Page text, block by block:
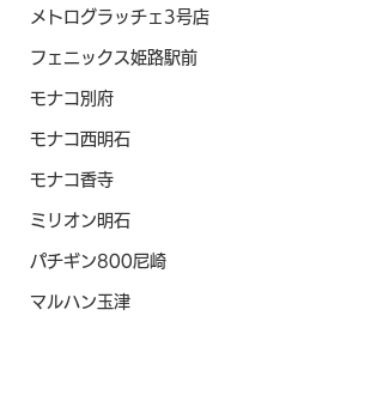
メトログラッチェ3号店
フェニックス姫路駅前
モナコ別府
モナコ西明石
モナコ香寺
ミリオン明石
パチギン800尼崎
マルハン玉津